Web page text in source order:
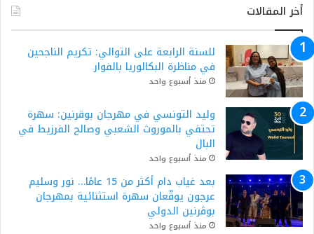
أخر المقالات
للسنة الرابعة على التوالي: تكريم الناجحين
في مناظرة البكالوريا بالفوار
منذ أسبوع واحد
وليد التونسي في مهرجان بوقرنين: سهرة
تحتفي بالموروث الشعبي وصالح الفرزيط في
البال
منذ أسبوع واحد
بعد غياب دام أكثر من 15 عامًا… نور وسليم
عرجون يوقّعان سهرة استثنائية بمهرجان
بوڨرنين الدولي
منذ أسبوع واحد